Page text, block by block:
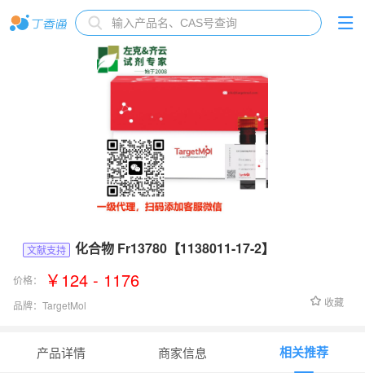
文献支持 化合物 Fr13780【1138011-17-2】
价格： ￥124 - 1176
品牌： TargetMol 收藏
产品详情 商家信息 相关推荐